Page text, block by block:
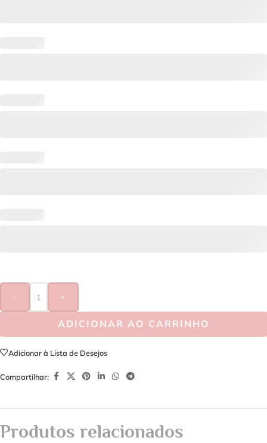
- +
ADICIONAR AO CARRINHO
Adicionar à Lista de Desejos
Compartilhar:
Produtos relacionados